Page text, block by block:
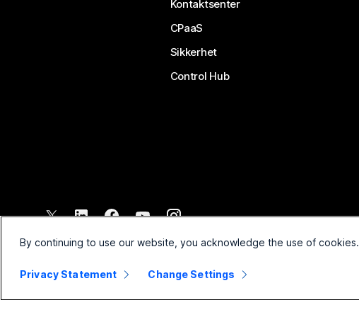
Kontaktsenter
CPaaS
Sikkerhet
Control Hub
2026 Cisco og/eller tilknyttede selskaper. Med enerett.
By continuing to use our website, you acknowledge the use of cookies.
Privacy Statement Change Settings